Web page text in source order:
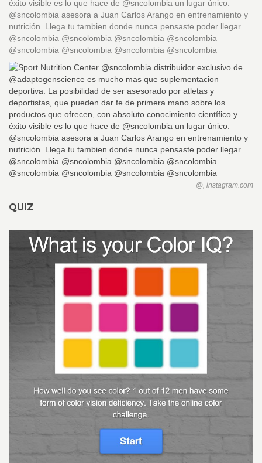
éxito visible es lo que hace de @sncolombia un lugar único.
@sncolombia asesora a Juan Carlos Arango en entrenamiento y
nutrición. Llega tu tambien donde nunca pensaste poder llegar...
@sncolombia @sncolombia @sncolombia @sncolombia
@sncolombia @sncolombia @sncolombia @sncolombia
@, instagram.com
QUIZ